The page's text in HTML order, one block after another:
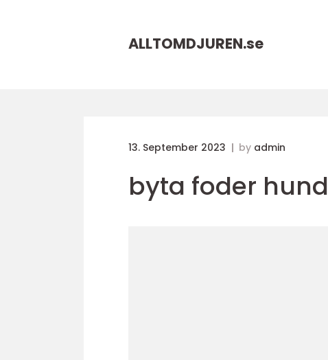
ALLTOMDJUREN.se
13. September 2023 by admin
byta foder hund